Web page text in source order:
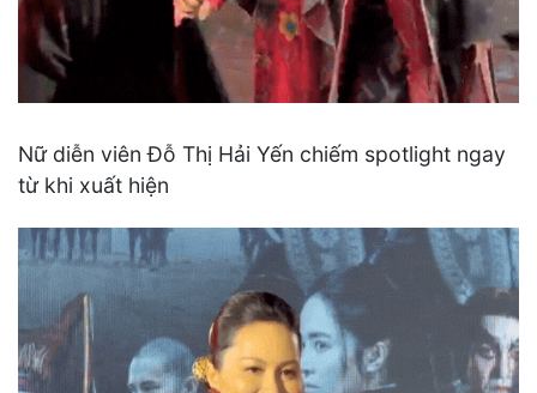
Nữ diễn viên Đỗ Thị Hải Yến chiếm spotlight ngay
từ khi xuất hiện